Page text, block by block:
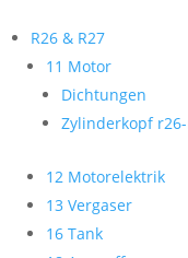
R26 & R27
11 Motor
Dichtungen
Zylinderkopf
12 Motorelektrik
13 Vergaser
16 Tank